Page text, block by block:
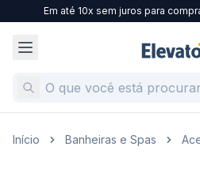
Em até 10x sem juros para
Início Banheiras e Spas